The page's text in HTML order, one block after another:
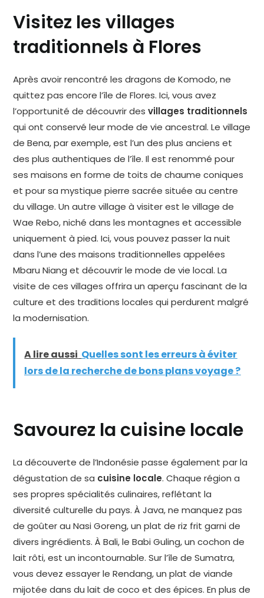
Visitez les villages
traditionnels à Flores
Après avoir rencontré les dragons de Komodo, ne
quittez pas encore l’île de Flores. Ici, vous avez
l’opportunité de découvrir desvillages traditionnels
qui ont conservé leur mode de vie ancestral. Le village
de Bena, par exemple, est l’un des plus anciens et
des plus authentiques de l’île. Il est renommé pour
ses maisons en forme de toits de chaume coniques
et pour sa mystique pierre sacrée située au centre
du village. Un autre village à visiter est le village de
Wae Rebo, niché dans les montagnes et accessible
uniquement à pied. Ici, vous pouvez passer la nuit
dans l’une des maisons traditionnelles appelées
Mbaru Niang et découvrir le mode de vie local. La
visite de ces villages offrira un aperçu fascinant de la
culture et des traditions locales qui perdurent malgré
la modernisation.
A lire aussi Quelles sont les erreurs à éviter
lors de la recherche de bons plans voyage ?
Savourez la cuisine locale
La découverte de l’Indonésie passe également par la
dégustation de sa cuisine locale. Chaque région a
ses propres spécialités culinaires, reflétant la
diversité culturelle du pays. À Java, ne manquez pas
de goûter au Nasi Goreng, un plat de riz frit garni de
divers ingrédients. À Bali, le Babi Guling, un cochon de
lait rôti, est un incontournable. Sur l’île de Sumatra,
vous devez essayer le Rendang, un plat de viande
mijotée dans du lait de coco et des épices. En plus de